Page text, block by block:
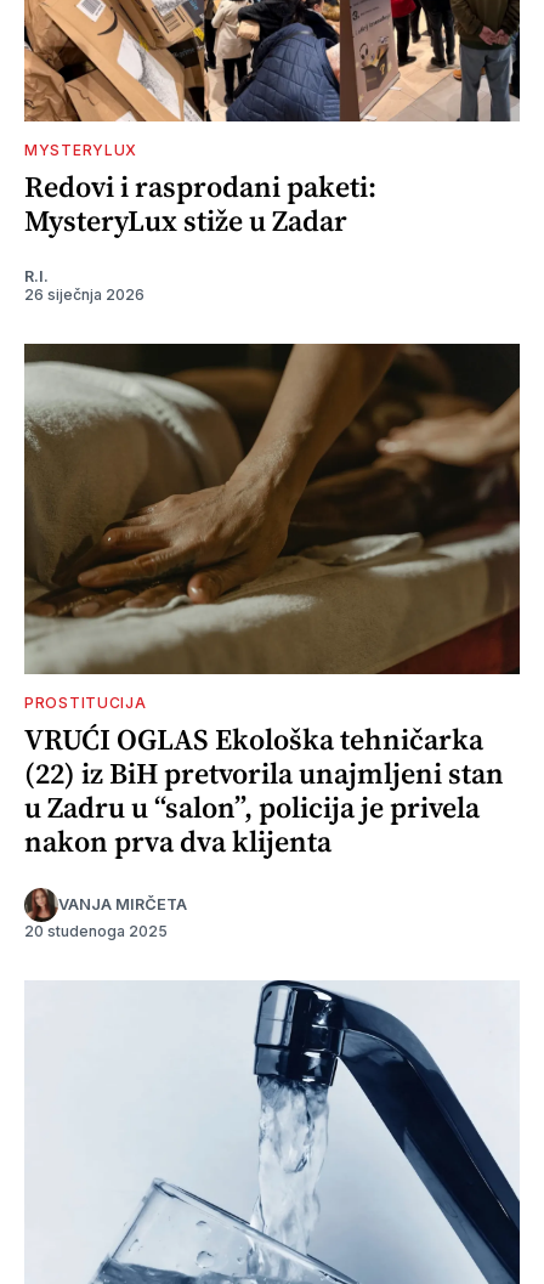
MYSTERYLUX
Redovi i rasprodani paketi:
MysteryLux stiže u Zadar
R.I.
26 siječnja 2026
PROSTITUCIJA
VRUĆI OGLAS Ekološka tehničarka
(22) iz BiH pretvorila unajmljeni stan
u Zadru u “salon”, policija je privela
nakon prva dva klijenta
VANJA MIRČETA
20 studenoga 2025